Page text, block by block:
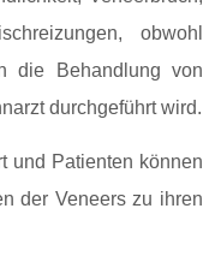
obwohl
die Behandlung von
durchgeführt wird.
und Patienten können
der Veneers zu ihren